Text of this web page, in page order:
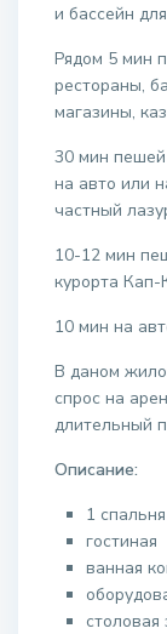
и бассейн
Рядом 5 мин
рестораны,
магазины,
30 мин пешей
на авто или
частный
10-12 мин
курорта Кап-
10 мин на
В даном
спрос на
длительный
Описание:
1 спальня
гостиная
ванная
столовая